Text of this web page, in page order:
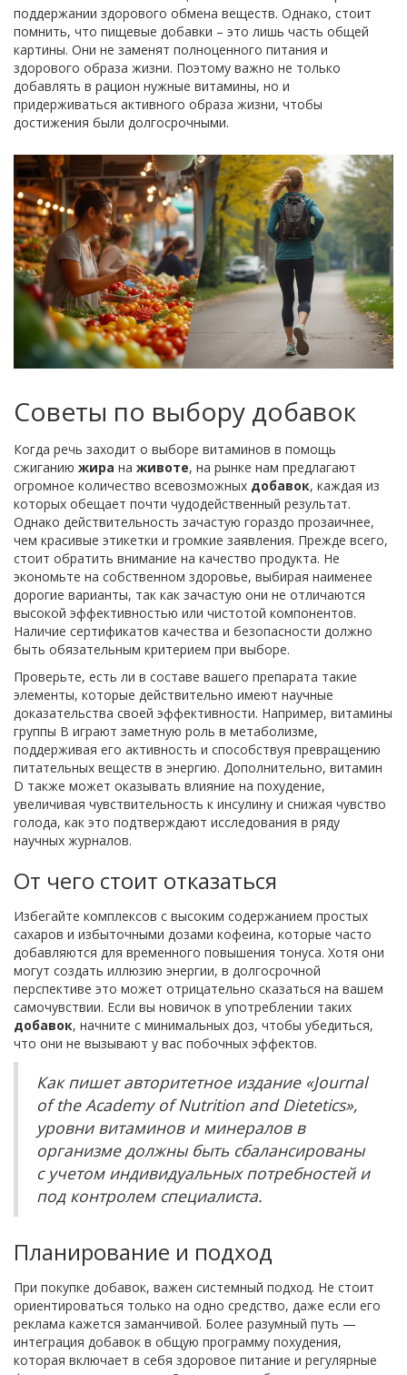
поддержании здорового обмена веществ. Однако, стоит
помнить, что пищевые добавки – это лишь часть общей
картины. Они не заменят полноценного питания и
здорового образа жизни. Поэтому важно не только
добавлять в рацион нужные витамины, но и
придерживаться активного образа жизни, чтобы
достижения были долгосрочными.
Советы по выбору добавок
Когда речь заходит о выборе витаминов в помощь
сжиганию жира на животе, на рынке нам предлагают
огромное количество всевозможных добавок, каждая из
которых обещает почти чудодейственный результат.
Однако действительность зачастую гораздо прозаичнее,
чем красивые этикетки и громкие заявления. Прежде всего,
стоит обратить внимание на качество продукта. Не
экономьте на собственном здоровье, выбирая наименее
дорогие варианты, так как зачастую они не отличаются
высокой эффективностью или чистотой компонентов.
Наличие сертификатов качества и безопасности должно
быть обязательным критерием при выборе.
Проверьте, есть ли в составе вашего препарата такие
элементы, которые действительно имеют научные
доказательства своей эффективности. Например, витамины
группы В играют заметную роль в метаболизме,
поддерживая его активность и способствуя превращению
питательных веществ в энергию. Дополнительно, витамин
D также может оказывать влияние на похудение,
увеличивая чувствительность к инсулину и снижая чувство
голода, как это подтверждают исследования в ряду
научных журналов.
От чего стоит отказаться
Избегайте комплексов с высоким содержанием простых
сахаров и избыточными дозами кофеина, которые часто
добавляются для временного повышения тонуса. Хотя они
могут создать иллюзию энергии, в долгосрочной
перспективе это может отрицательно сказаться на вашем
самочувствии. Если вы новичок в употреблении таких
добавок, начните с минимальных доз, чтобы убедиться,
что они не вызывают у вас побочных эффектов.
Как пишет авторитетное издание «Journal
of the Academy of Nutrition and Dietetics»,
уровни витаминов и минералов в
организме должны быть сбалансированы
с учетом индивидуальных потребностей и
под контролем специалиста.
Планирование и подход
При покупке добавок, важен системный подход. Не стоит
ориентироваться только на одно средство, даже если его
реклама кажется заманчивой. Более разумный путь —
интеграция добавок в общую программу похудения,
которая включает в себя здоровое питание и регулярные